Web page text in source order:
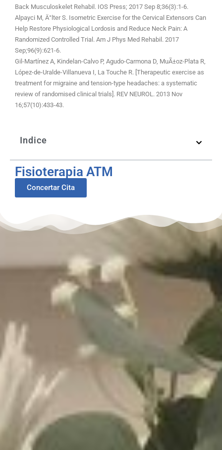
Back Musculoskelet Rehabil. IOS Press; 2017 Sep 8;36(3):1-6.
Alpayci M, Ä°lter S. Isometric Exercise for the Cervical Extensors Can
Help Restore Physiological Lordosis and Reduce Neck Pain: A
Randomized Controlled Trial. Am J Phys Med Rehabil. 2017
Sep;96(9):621-6.
Gil-Martínez A, Kindelan-Calvo P, Agudo-Carmona D, MuÃ±oz-Plata R,
López-de-Uralde-Villanueva I, La Touche R. [Therapeutic exercise as
treatment for migraine and tension-type headaches: a systematic
review of randomised clinical trials]. REV NEUROL. 2013 Nov
16;57(10):433-43.
Indice
Fisioterapia ATM
Concertar Cita